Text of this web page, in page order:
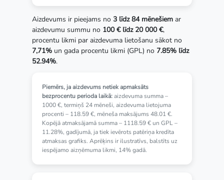
Aizdevums ir pieejams no 3 līdz 84 mēnešiem ar
aizdevumu summu no 100 € līdz 20 000 €,
procentu likmi par aizdevuma lietošanu sākot no
7,71% un gada procentu likmi (GPL) no 7.85% līdz
52.94%.
Piemērs, ja aizdevums netiek apmaksāts
bezprocentu perioda laikā:aizdevuma summa –
1000 €, termiņš 24 mēneši, aizdevuma lietojuma
procenti – 118.59 €, mēneša maksājums 48.01 €.
Kopējā atmaksājamā summa – 1118.59 € un GPL –
11.28%, gadījumā, ja tiek ievērots patēriņa kredīta
atmaksas grafiks. Aprēķins ir ilustratīvs, balstīts uz
iespējamo aizņēmuma likmi, 14% gadā.